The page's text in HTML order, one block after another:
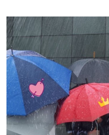
И
ТРЕНДЫ
В
ОДНОМ
БРЕНДЕ
DSTREND